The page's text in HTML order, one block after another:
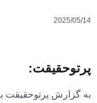
2025/05/14
پرتوحقیقت:
به گزارش